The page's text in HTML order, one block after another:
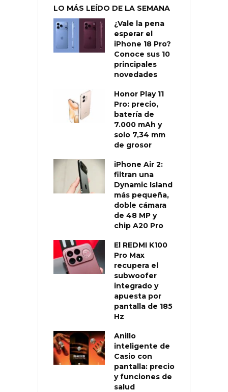
LO MÁS LEÍDO DE LA SEMANA
¿Vale la pena
esperar el
iPhone 18 Pro?
Conoce sus 10
principales
novedades
Honor Play 11
Pro: precio,
batería de
7.000 mAh y
solo 7,34 mm
de grosor
iPhone Air 2:
filtran una
Dynamic Island
más pequeña,
doble cámara
de 48 MP y
chip A20 Pro
El REDMI K100
Pro Max
recupera el
subwoofer
integrado y
apuesta por
pantalla de 185
Hz
Anillo
inteligente de
Casio con
pantalla: precio
y funciones de
salud